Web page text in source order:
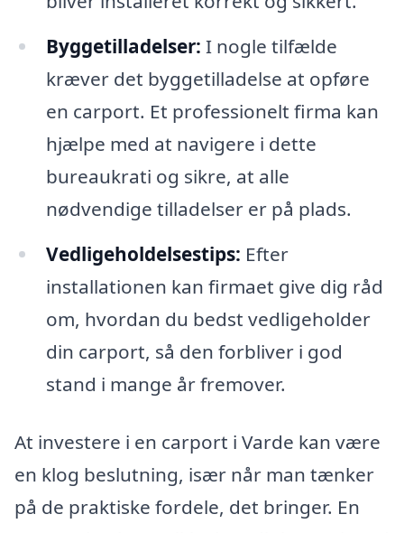
Byggetilladelser: I nogle tilfælde
kræver det byggetilladelse at opføre
en carport. Et professionelt firma kan
hjælpe med at navigere i dette
bureaukrati og sikre, at alle
nødvendige tilladelser er på plads.
Vedligeholdelsestips: Efter
installationen kan firmaet give dig råd
om, hvordan du bedst vedligeholder
din carport, så den forbliver i god
stand i mange år fremover.
At investere i en carport i Varde kan være
en klog beslutning, især når man tænker
på de praktiske fordele, det bringer. En